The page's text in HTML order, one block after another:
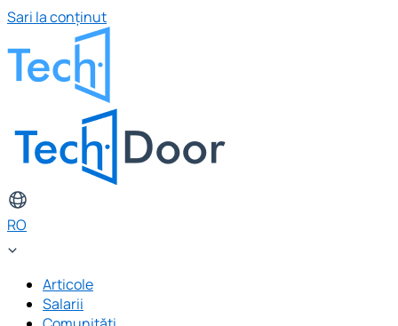
Sari la conținut
RO
Articole
Salarii